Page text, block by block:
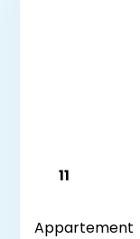
11
Appartement